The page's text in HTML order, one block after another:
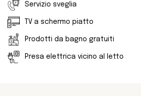
Servizio sveglia
TV a schermo piatto
Prodotti da bagno gratuiti
Presa elettrica vicino al letto